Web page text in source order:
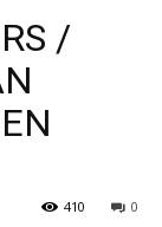
/
0
410